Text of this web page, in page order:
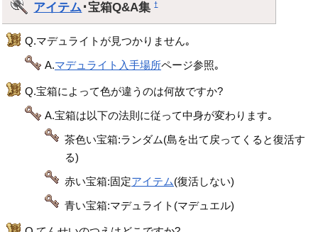
アイテム･宝箱Q&A集†
Q.マデュライトが見つかりません｡
A.マデュライト入手場所ページ参照｡
Q.宝箱によって色が違うのは何故ですか?
A.宝箱は以下の法則に従って中身が変わります｡
茶色い宝箱:ランダム(島を出て戻ってくると復活す
る)
赤い宝箱:固定アイテム(復活しない)
青い宝箱:マデュライト(マデュエル)